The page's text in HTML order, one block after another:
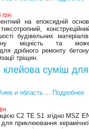
на епоксидній
будівельних
міцність та
дрібного ремонту
тріщин.
суміш для
и область ... Подробнее
C2 TE S1 згідно MSZ
приклеювання